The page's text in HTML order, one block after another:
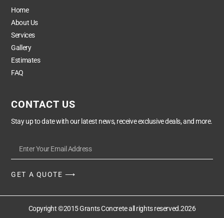
Home
About Us
Services
Gallery
Estimates
FAQ
CONTACT US
Stay up to date with our latest news, receive exclusive deals, and more.
GET A QUOTE ⟶
Copyright ©2015 Grants Concrete all rights reserved.2026